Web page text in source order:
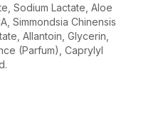
Sodium Lactate, Aloe
Simmondsia Chinensis
Allantoin, Glycerin,
(Parfum), Caprylyl